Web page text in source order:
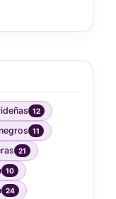
12
11
21
10
24